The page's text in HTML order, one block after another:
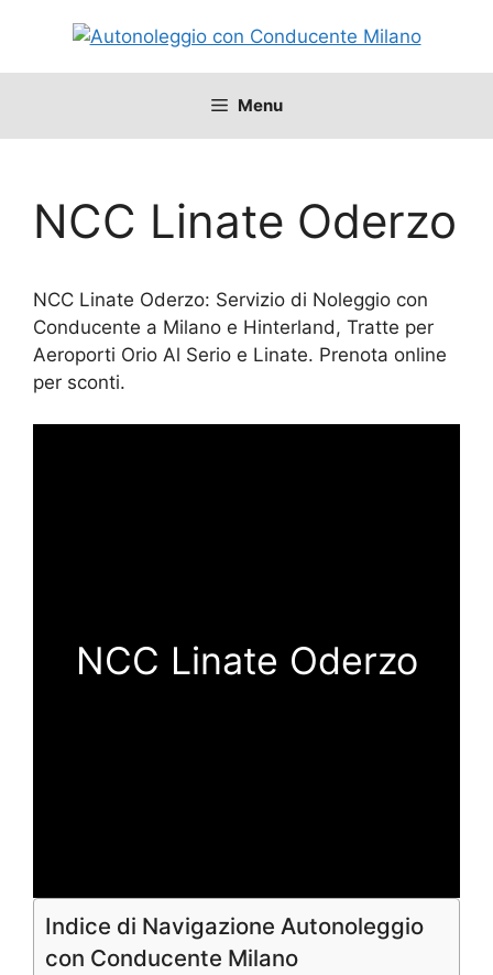
contenuto
Menu
NCC Linate Oderzo
NCC Linate Oderzo: Servizio di Noleggio con
Conducente a Milano e Hinterland, Tratte per
Aeroporti Orio Al Serio e Linate. Prenota online
per sconti.
NCC Linate Oderzo
Indice di Navigazione Autonoleggio
con Conducente Milano